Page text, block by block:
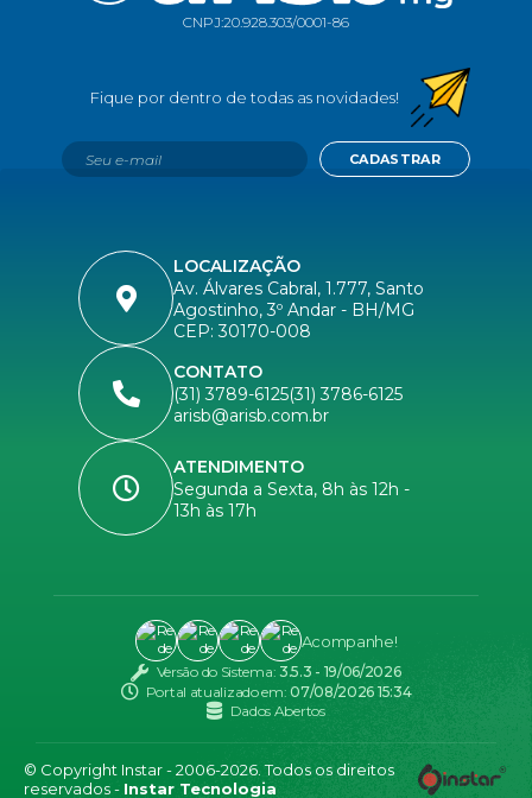
CNPJ:20.928.303/0001-86
LOCALIZAÇÃO
Av. Álvares Cabral, 1.777, Santo
Agostinho, 3º Andar - BH/MG
CEP: 30170-008
CONTATO
(31) 3789-6125(31) 3786-6125
arisb@arisb.com.br
ATENDIMENTO
Segunda a Sexta, 8h às 12h -
13h às 17h
CADASTRAR
Versão do Sistema: 3.5.3 - 19/06/2026
Portal atualizado em:07/08/2026 15:34
Dados Abertos
Acompanhe!
© Copyright Instar - 2006-2026. Todos os direitos
reservados - Instar Tecnologia